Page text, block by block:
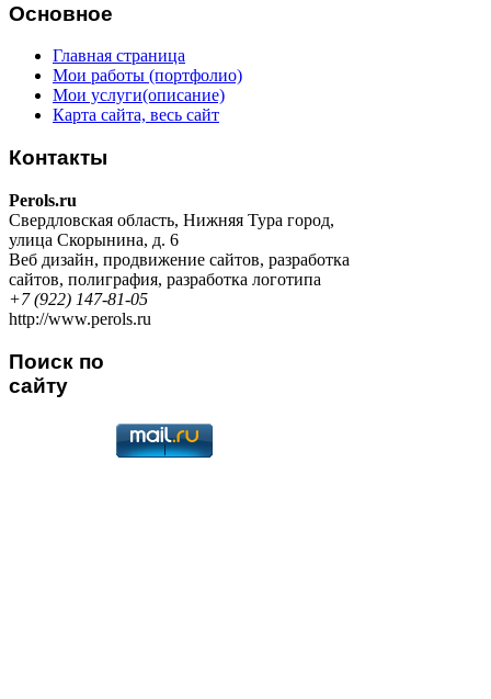
Основное
Главная страница
Мои работы (портфолио)
Мои услуги(описание)
Карта сайта, весь сайт
Контакты
Perols.ru
Свердловская область, Нижняя Тура город,
улица Скорынина, д. 6
Веб дизайн, продвижение сайтов, разработка
сайтов, полиграфия, разработка логотипа
+7 (922) 147-81-05
http://www.perols.ru
Поиск по
сайту